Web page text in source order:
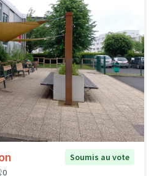
Soumis au vote
0